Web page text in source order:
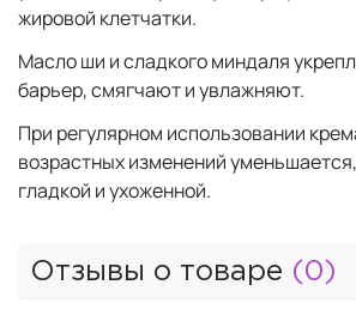
жировой клетчатки.
Масло ши и сладкого миндаля
барьер, смягчают и увлажняют.
При регулярном использовании
возрастных изменений
гладкой и ухоженной.
Отзывы о товаре (0)